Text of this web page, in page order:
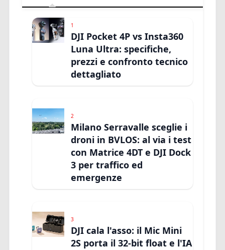
1
DJI Pocket 4P vs Insta360
Luna Ultra: specifiche,
prezzi e confronto tecnico
dettagliato
2
Milano Serravalle sceglie i
droni in BVLOS: al via i test
con Matrice 4DT e DJI Dock
3 per traffico ed
emergenze
3
DJI cala l'asso: il Mic Mini
2S porta il 32-bit float e l'IA